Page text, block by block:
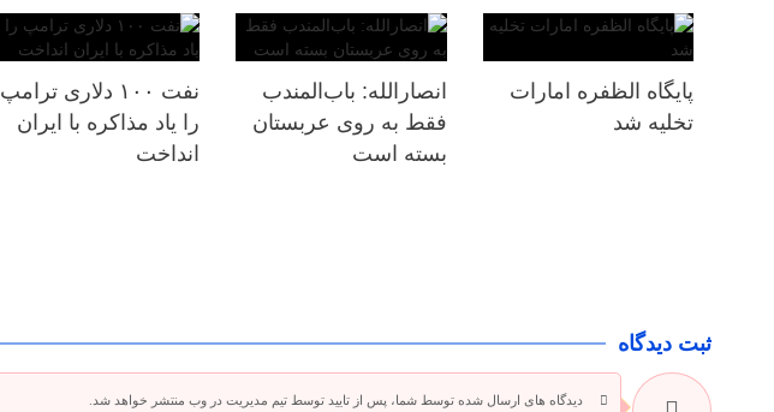
پایگاه الظفره امارات
تخلیه شد
انصارالله: باب‌المندب
فقط به روی عربستان
بسته است
نفت ۱۰۰ دلاری ترامپ
را یاد مذاکره با ایران
انداخت
ثبت دیدگاه
دیدگاه های ارسال شده توسط شما، پس از تایید توسط تیم مدیریت در وب منتشر خواهد شد.